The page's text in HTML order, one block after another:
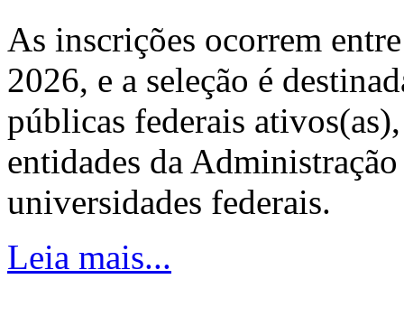
As inscrições ocorrem
2026, e a seleção é
públicas federais
entidades da
universidades federais.
Leia mais...